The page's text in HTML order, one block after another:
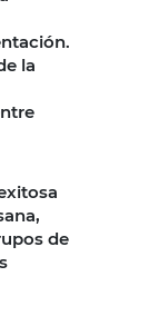
la
de